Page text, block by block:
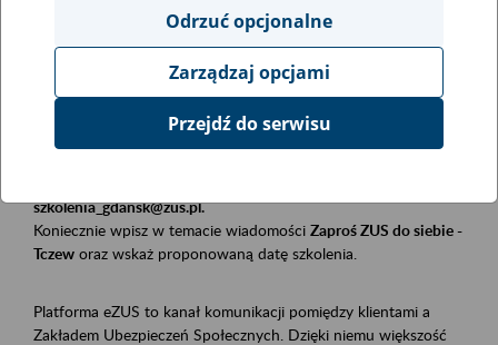
Obszar merytoryczny
Płatnicy, ubezpieczeni, świadczeniobiorcy
Opis wydarzenia
Szkolenie stacjonarne w siedzibie firmy, instytucji, urzędu.
szkolenia_gdansk@zus.pl.
Koniecznie wpisz w temacie wiadomości Zaproś ZUS do siebie -
Tczew oraz wskaż proponowaną datę szkolenia.
Platforma eZUS to kanał komunikacji pomiędzy klientami a
Zakładem Ubezpieczeń Społecznych. Dzięki niemu większość
Odrzuć opcjonalne
Zarządzaj opcjami
Przejdź do serwisu